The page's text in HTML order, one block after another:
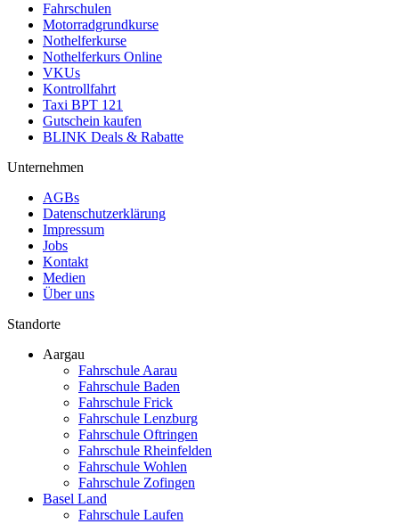
Fahrschulen
Motorradgrundkurse
Nothelferkurse
Nothelferkurs Online
VKUs
Kontrollfahrt
Taxi BPT 121
Gutschein kaufen
BLINK Deals & Rabatte
Unternehmen
AGBs
Datenschutzerklärung
Impressum
Jobs
Kontakt
Medien
Über uns
Standorte
Aargau
Fahrschule Aarau
Fahrschule Baden
Fahrschule Frick
Fahrschule Lenzburg
Fahrschule Oftringen
Fahrschule Rheinfelden
Fahrschule Wohlen
Fahrschule Zofingen
Basel Land
Fahrschule Laufen